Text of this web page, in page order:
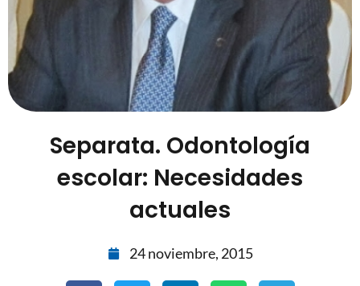
Separata. Odontología
escolar: Necesidades
actuales
24 noviembre, 2015